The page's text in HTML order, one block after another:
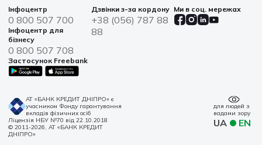
Insurance
Loans
Bills and payments
Solutions for agro
IT solutions
Bank safes
War bonds
Service centers
Financial reporting
Information for shareholders and stakeholders
News
Sustainable Development
Інфоцентр
0 800 507 700
Інфоцентр для
бізнесу
0 800 507 708
Дзвінки з-за кордону
+38 (056) 787 88
88
Ми в соц. мережах
Застосунок Freebank
АТ «БАНК КРЕДИТ ДНІПРО» є
учасником Фонду гарантування
вкладів фізичних осіб
Ліцензія НБУ №70 від 22.10.2018
© 2011-2026, АТ «БАНК КРЕДИТ
ДНІПРО»
для людей з
вадами зору
UA EN